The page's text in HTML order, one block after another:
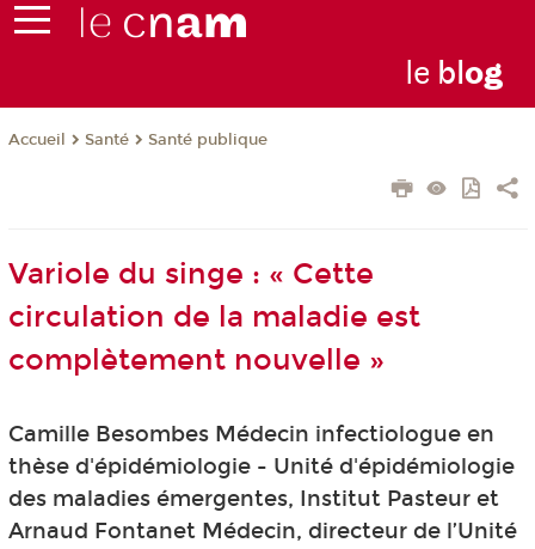
le blog
Accueil Santé Santé publique
Variole du singe : « Cette
circulation de la maladie est
complètement nouvelle »
Camille Besombes Médecin infectiologue en
thèse d'épidémiologie - Unité d'épidémiologie
des maladies émergentes, Institut Pasteur et
Arnaud Fontanet Médecin, directeur de l’Unité